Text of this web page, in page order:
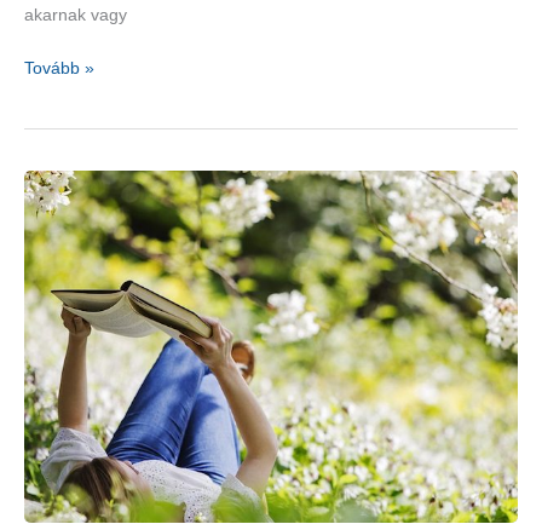
akarnak vagy
Változtassunk
fölött!
Tovább »